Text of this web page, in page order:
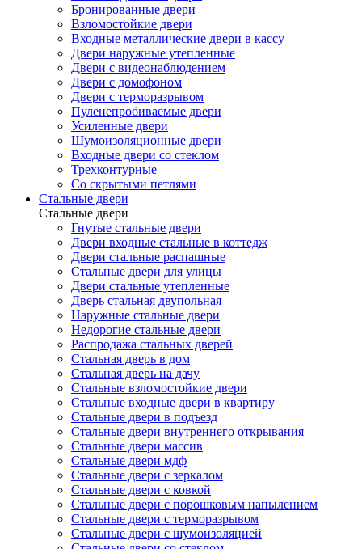
Бронированные двери
Взломостойкие двери
Входные металлические двери в кассу
Двери наружные утепленные
Двери с видеонаблюдением
Двери с домофоном
Двери с терморазрывом
Пуленепробиваемые двери
Усиленные двери
Шумоизоляционные двери
Входные двери со стеклом
Трехконтурные
Со скрытыми петлями
Стальные двери
Стальные двери
Гнутые стальные двери
Двери входные стальные в коттедж
Двери стальные распашные
Стальные двери для улицы
Двери стальные утепленные
Дверь стальная двупольная
Наружные стальные двери
Недорогие стальные двери
Распродажа стальных дверей
Стальная дверь в дом
Стальная дверь на дачу
Стальные взломостойкие двери
Стальные входные двери в квартиру
Стальные двери в подъезд
Стальные двери внутреннего открывания
Стальные двери массив
Стальные двери мдф
Стальные двери с зеркалом
Стальные двери с ковкой
Стальные двери с порошковым напылением
Стальные двери с терморазрывом
Стальные двери с шумоизоляцией